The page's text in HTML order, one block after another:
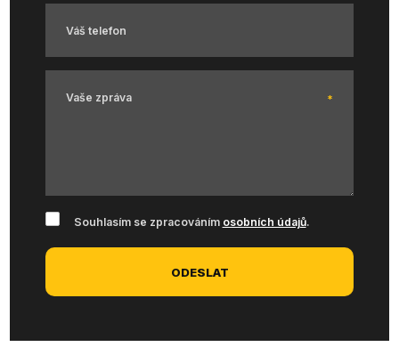
Váš telefon
Vaše zpráva *
Souhlasím
zpracováním
údajů.
Souhlasím se zpracováním osobních údajů.
ODESLAT
se